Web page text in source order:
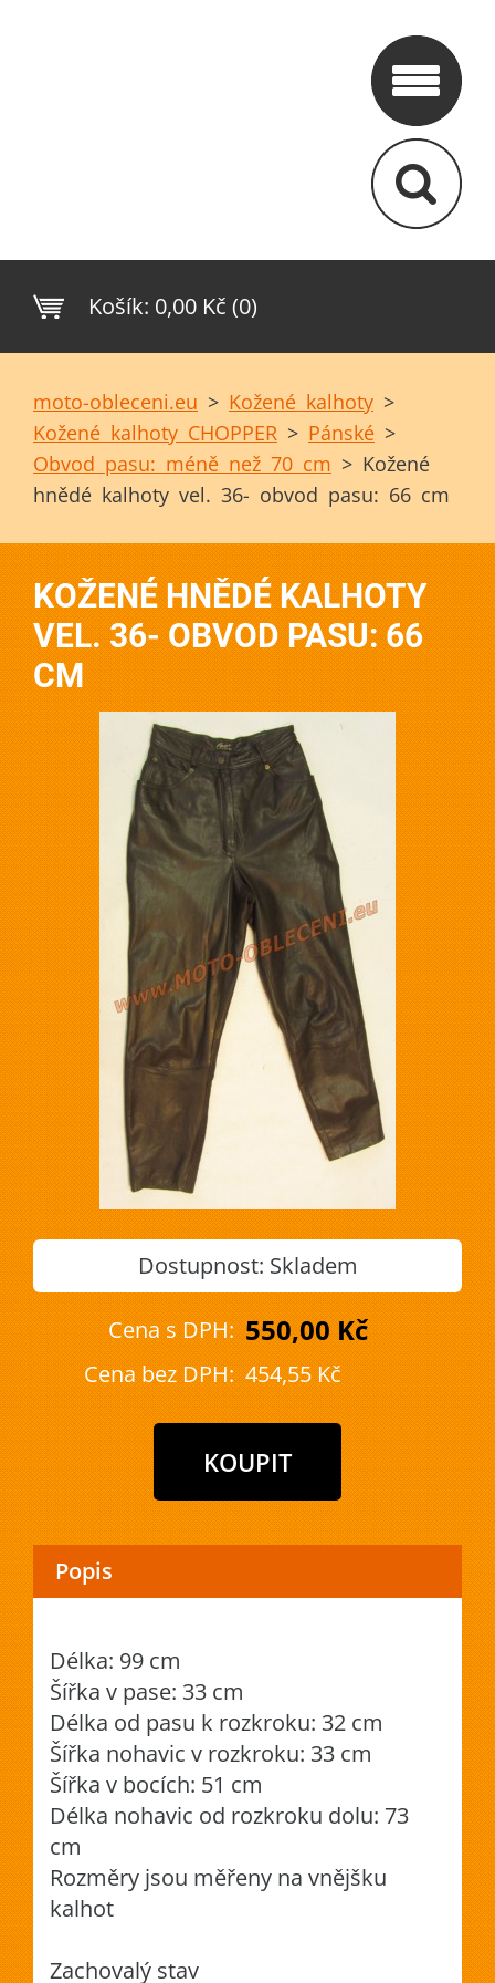
Košík: 0,00 Kč (0)
moto-obleceni.eu > Kožené kalhoty >
Kožené kalhoty CHOPPER > Pánské >
Obvod pasu: méně než 70 cm > Kožené
hnědé kalhoty vel. 36- obvod pasu: 66 cm
KOŽENÉ HNĚDÉ KALHOTY
VEL. 36- OBVOD PASU: 66
CM
Dostupnost: Skladem
Cena s DPH: 550,00 Kč
Cena bez DPH: 454,55 Kč
Popis
Délka: 99 cm
Šířka v pase: 33 cm
Délka od pasu k rozkroku: 32 cm
Šířka nohavic v rozkroku: 33 cm
Šířka v bocích: 51 cm
Délka nohavic od rozkroku dolu: 73
cm
Rozměry jsou měřeny na vnějšku
kalhot
Zachovalý stav